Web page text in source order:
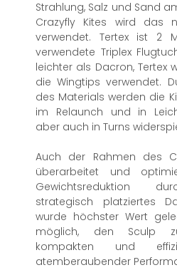
Strahlung, Salz und Sand
Crazyfly Kites wird das
verwendet. Tertex ist 2
verwendete Triplex
leichter als Dacron, Tertex
die Wingtips verwendet.
des Materials werden die
im Relaunch und in
aber auch in Turns
Auch der Rahmen des
überarbeitet und
Gewichtsreduktion
strategisch platziertes
wurde höchster Wert
möglich, den Sculp
kompakten und
atemberaubender